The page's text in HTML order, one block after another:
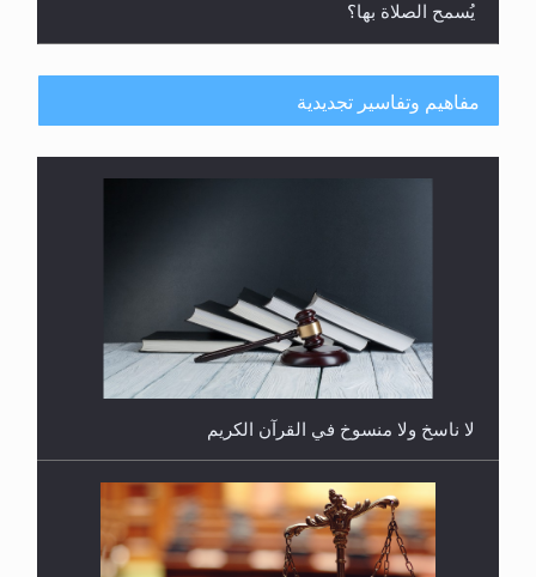
يُسمح الصلاة بها؟
هل يُحسب حول الزكاة وفق السنة الميلادية أو الهجرية؟
مفاهيم وتفاسير تجديدية
لا ناسخ ولا منسوخ في القرآن الكريم